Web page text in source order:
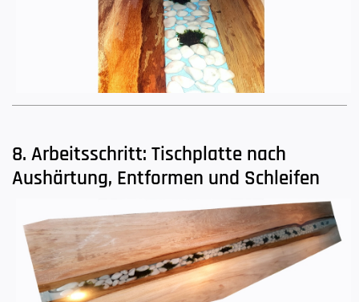
8. Arbeitsschritt: Tischplatte nach
Aushärtung, Entformen und Schleifen